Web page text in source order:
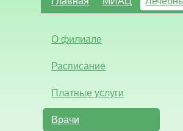
О филиале
Расписание
Платные услуги
Врачи